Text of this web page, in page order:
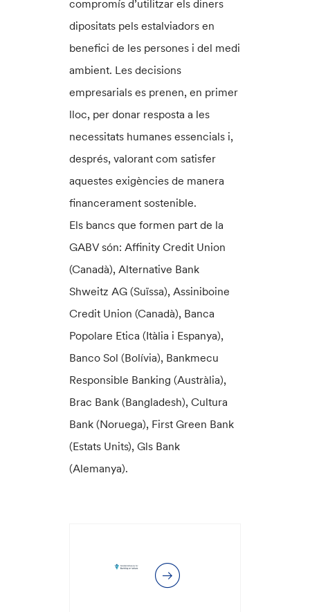
compromís d’utilitzar els diners
dipositats pels estalviadors en
benefici de les persones i del medi
ambient. Les decisions
empresarials es prenen, en primer
lloc, per donar resposta a les
necessitats humanes essencials i,
després, valorant com satisfer
aquestes exigències de manera
financerament sostenible.
Els bancs que formen part de la
GABV són: Affinity Credit Union
(Canadà), Alternative Bank
Shweitz AG (Suïssa), Assiniboine
Credit Union (Canadà), Banca
Popolare Etica (Itàlia i Espanya),
Banco Sol (Bolívia), Bankmecu
Responsible Banking (Austràlia),
Brac Bank (Bangladesh), Cultura
Bank (Noruega), First Green Bank
(Estats Units), Gls Bank
(Alemanya).